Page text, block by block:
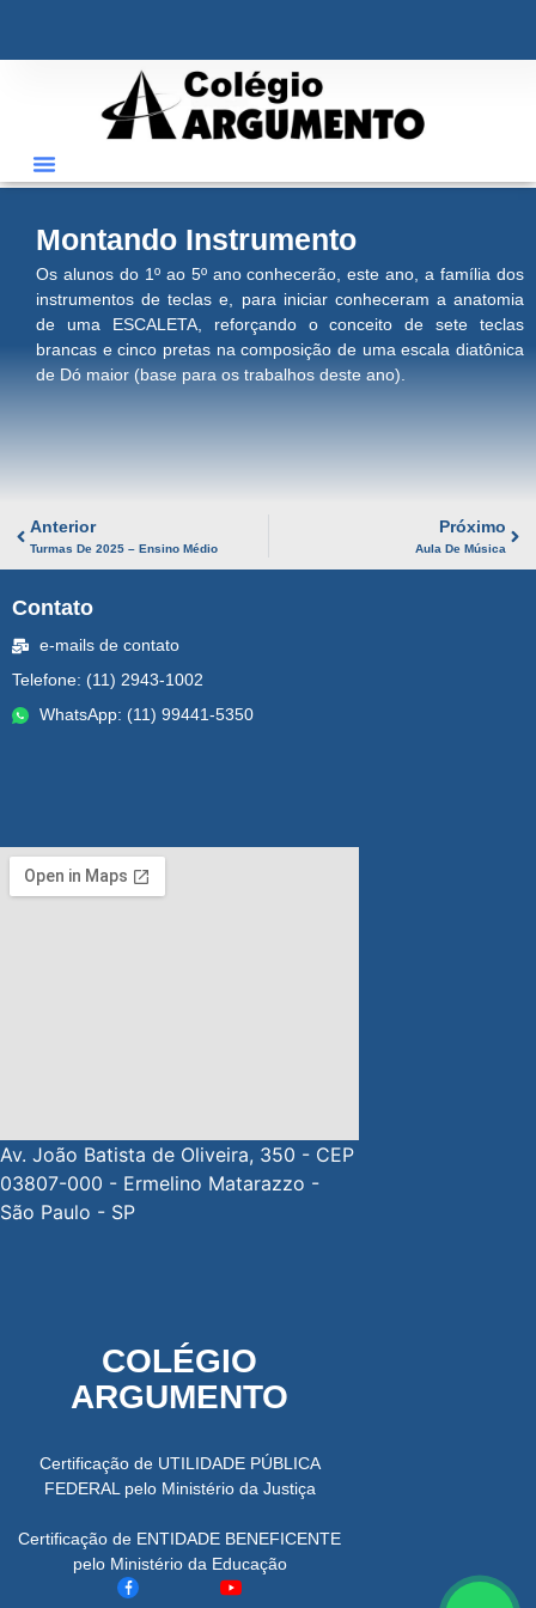
Montando Instrumento
Os alunos do 1º ao 5º ano conhecerão, este ano, a família dos
instrumentos de teclas e, para iniciar conheceram a anatomia
de uma ESCALETA, reforçando o conceito de sete teclas
brancas e cinco pretas na composição de uma escala diatônica
de Dó maior (base para os trabalhos deste ano).
Anterior
Turmas De 2025 – Ensino Médio
Próximo
Aula De Música
COLÉGIO
ARGUMENTO
Certificação de UTILIDADE PÚBLICA
FEDERAL pelo Ministério da Justiça
Certificação de ENTIDADE BENEFICENTE
pelo Ministério da Educação
Contato
e-mails de contato
Telefone: (11) 2943-1002
WhatsApp: (11) 99441-5350
Av. João Batista de Oliveira, 350 - CEP
03807-000 - Ermelino Matarazzo -
São Paulo - SP